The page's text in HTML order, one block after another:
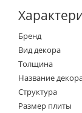
Бренд
Вид декора
Толщина
Название
Структура
Размер плиты